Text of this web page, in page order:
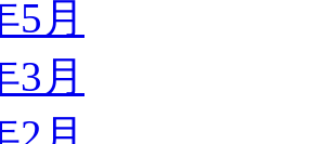
5月
3月
2月